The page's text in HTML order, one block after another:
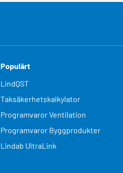
Populärt
LindQST
Taksäkerhetskalkylator
Programvaror Ventilation
Programvaror Byggprodukter
Lindab UltraLink